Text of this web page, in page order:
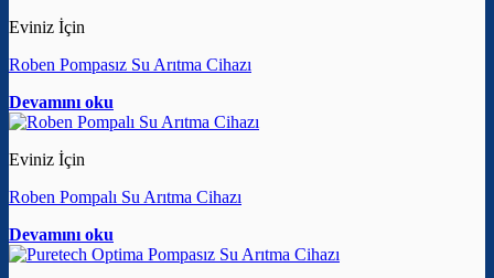
Eviniz İçin
Roben Pompasız Su Arıtma Cihazı
Devamını oku
Eviniz İçin
Roben Pompalı Su Arıtma Cihazı
Devamını oku